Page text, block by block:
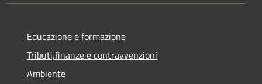
Educazione e formazione
Tributi,finanze e contravvenzioni
Ambiente